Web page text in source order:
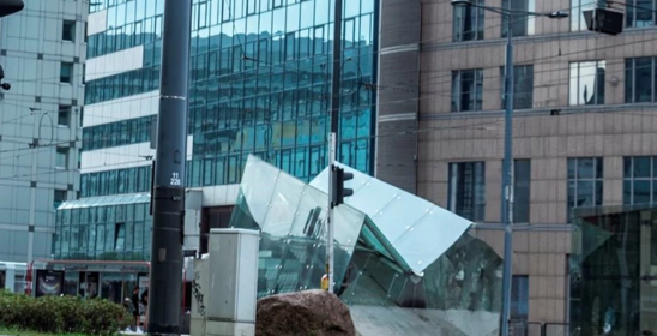
Tenere
35kW
Tenere
700
Rally
Tenere
700
Rally
35kW
World
A1
WR125R